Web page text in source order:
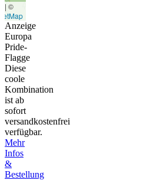
| ©
Anzeige
Europa
Pride-
Flagge
Diese
coole
Kombination
ist ab
sofort
versandkostenfrei
verfügbar.
Mehr
Infos
&
Bestellung